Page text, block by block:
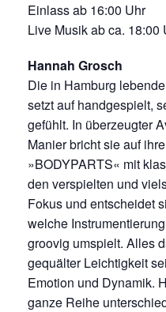
Einlass ab 16:00 Uhr
Live Musik ab ca. 18:00
Hannah Grosch
Die in Hamburg
setzt auf handgespielt,
gefühlt. In überzeugter
Manier bricht sie auf
»BODYPARTS« mit
den verspielten und
Fokus und entscheidet
welche
groovig umspielt. Alles
gequälter Leichtigkeit
Emotion und Dynamik.
ganze Reihe